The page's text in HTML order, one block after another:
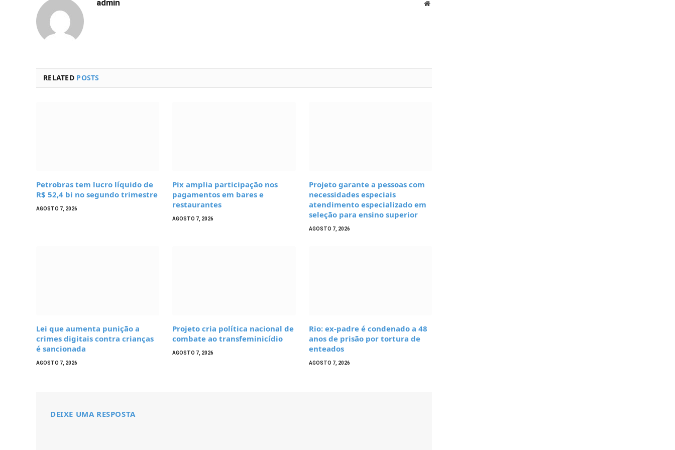
admin Website
RELATED POSTS
Petrobras tem lucro líquido de
R$ 52,4 bi no segundo trimestre
AGOSTO 7, 2026
Pix amplia participação nos
pagamentos em bares e
restaurantes
AGOSTO 7, 2026
Projeto garante a pessoas com
necessidades especiais
atendimento especializado em
seleção para ensino superior
AGOSTO 7, 2026
Lei que aumenta punição a
crimes digitais contra crianças
é sancionada
AGOSTO 7, 2026
Projeto cria política nacional de
combate ao transfeminicídio
AGOSTO 7, 2026
Rio: ex-padre é condenado a 48
anos de prisão por tortura de
enteados
AGOSTO 7, 2026
DEIXE UMA RESPOSTA